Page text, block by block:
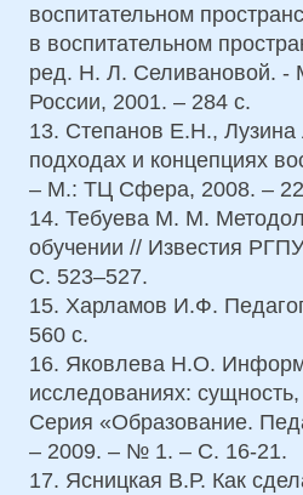
воспитательном
в воспитательном
ред. Н. Л. Селивановой. -
России, 2001. – 284 с.
13. Степанов Е.Н.,
подходах и концепциях
– М.: ТЦ Сфера, 2008. –
14. Тебуева М. М.
обучении // Известия
С. 523–527.
15. Харламов И.Ф.
560 с.
16. Яковлева Н.О.
исследованиях:
Серия «Образование.
– 2009. – № 1. – С. 16-21.
17. Ясницкая В.Р. Как